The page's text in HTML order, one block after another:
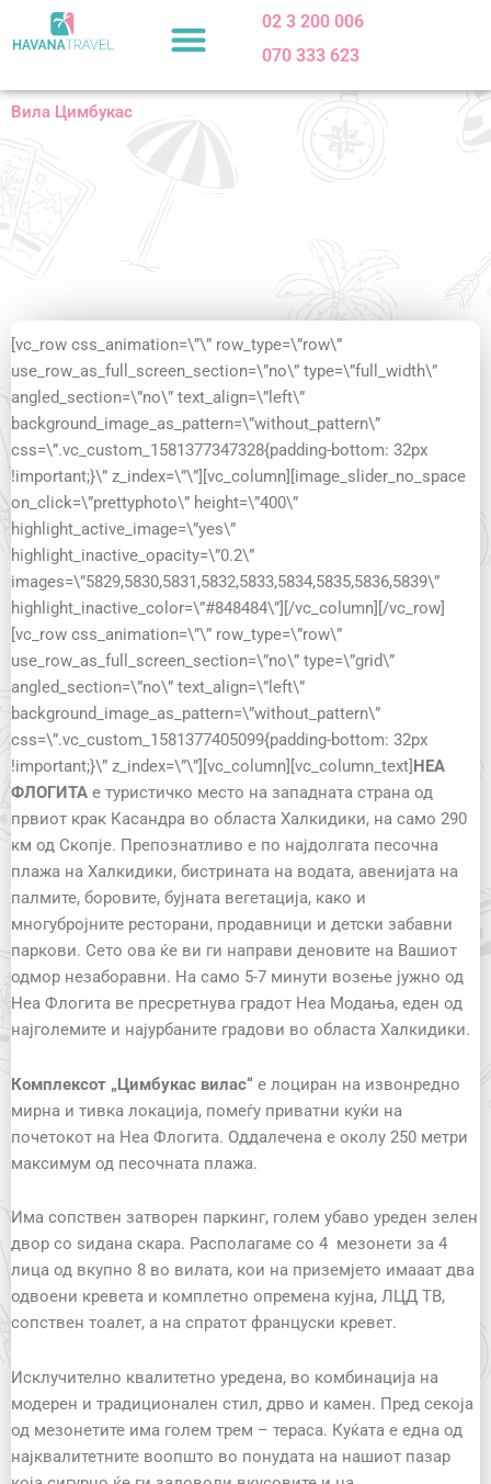
to
02 3 200 006
070 333 623
Вила Цимбукас
[vc_row css_animation=\”\” row_type=\”row\”
use_row_as_full_screen_section=\”no\” type=\”full_width\”
angled_section=\”no\” text_align=\”left\”
background_image_as_pattern=\”without_pattern\”
css=\”.vc_custom_1581377347328{padding-bottom: 32px
!important;}\” z_index=\”\”][vc_column][image_slider_no_space
on_click=\”prettyphoto\” height=\”400\”
highlight_active_image=\”yes\”
highlight_inactive_opacity=\”0.2\”
images=\”5829,5830,5831,5832,5833,5834,5835,5836,5839\”
highlight_inactive_color=\”#848484\”][/vc_column][/vc_row]
[vc_row css_animation=\”\” row_type=\”row\”
use_row_as_full_screen_section=\”no\” type=\”grid\”
angled_section=\”no\” text_align=\”left\”
background_image_as_pattern=\”without_pattern\”
css=\”.vc_custom_1581377405099{padding-bottom: 32px
!important;}\” z_index=\”\”][vc_column][vc_column_text] НЕА
ФЛОГИТА е туристичко место на западната страна од
првиот крак Касандра во областа Халкидики, на само 290
км од Скопје. Препознатливо е по најдолгата песочна
плажа на Халкидики, бистрината на водата, авенијата на
палмите, боровите, бујната вегетација, како и
многубројните ресторани, продавници и детски забавни
паркови. Сето ова ќе ви ги направи деновите на Вашиот
одмор незаборавни. На само 5-7 минути возење јужно од
Неа Флогита ве пресретнува градот Неа Модања, еден од
најголемите и најурбаните градови во областа Халкидики.
Комплексот „Цимбукас вилас“ е лоциран на извонредно
мирна и тивка локација, помеѓу приватни куќи на
почетокот на Неа Флогита. Оддалечена е околу 250 метри
максимум од песочната плажа.
Има сопствен затворен паркинг, голем убаво уреден зелен
двор со ѕидана скара. Располагаме со 4 мезонети за 4
лица од вкупно 8 во вилата, кои на приземјето имааат два
одвоени кревета и комплетно опремена кујна, ЛЦД ТВ,
сопствен тоалет, а на спратот француски кревет.
Исклучително квалитетно уредена, во комбинација на
модерен и традиционален стил, дрво и камен. Пред секоја
од мезонетите има голем трем – тераса. Куќата е една од
најквалитетните воопшто во понудата на нашиот пазар